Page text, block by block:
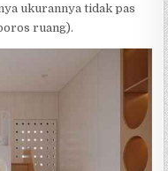
ukurannya tidak pas
ruang).